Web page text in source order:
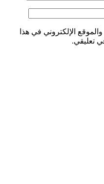
الإلكتروني في هذا
تعليقي.